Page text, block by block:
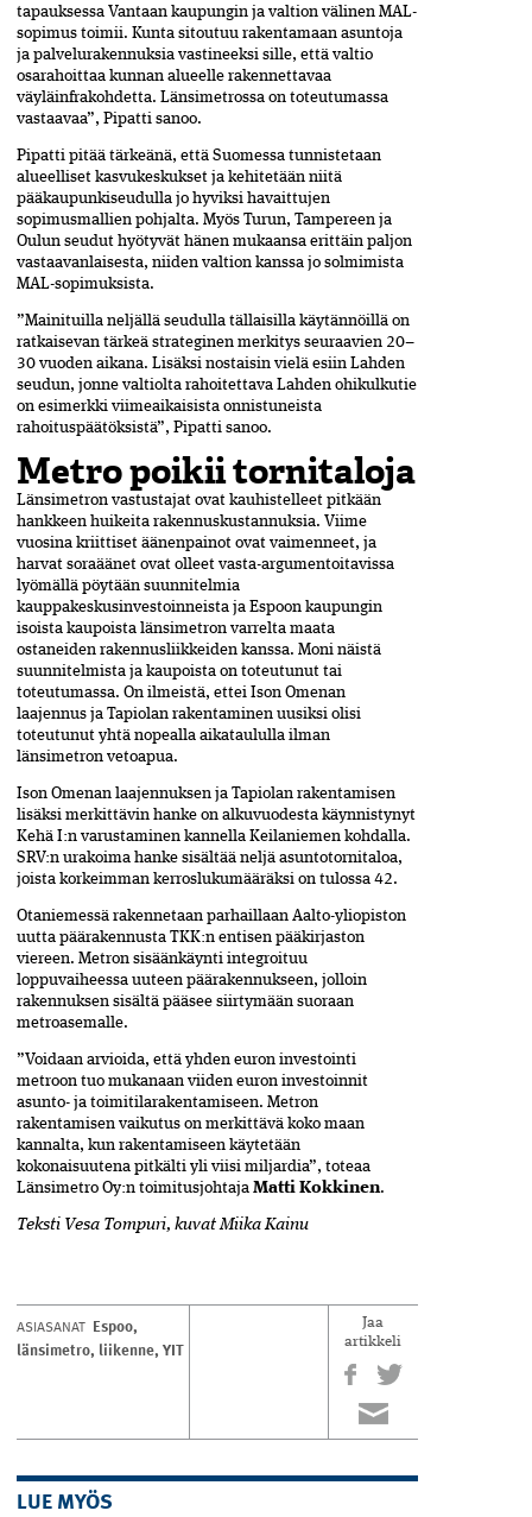
tapauksessa Vantaan kaupungin ja valtion välinen MAL-
sopimus toimii. Kunta sitoutuu rakentamaan asuntoja
ja palvelurakennuksia vastineeksi sille, että valtio
osarahoittaa kunnan alueelle rakennettavaa
väyläinfrakohdetta. Länsimetrossa on toteutumassa
vastaavaa”, Pipatti sanoo.
Pipatti pitää tärkeänä, että Suomessa tunnistetaan
alueelliset kasvukeskukset ja kehitetään niitä
pääkaupunkiseudulla jo hyviksi havaittujen
sopimusmallien pohjalta. Myös Turun, Tampereen ja
Oulun seudut hyötyvät hänen mukaansa erittäin paljon
vastaavanlaisesta, niiden valtion kanssa jo solmimista
MAL-sopimuksista.
”Mainituilla neljällä seudulla tällaisilla käytännöillä on
ratkaisevan tärkeä strateginen merkitys seuraavien 20–
30 vuoden aikana. Lisäksi nostaisin vielä esiin Lahden
seudun, jonne valtiolta rahoitettava Lahden ohikulkutie
on esimerkki viimeaikaisista onnistuneista
rahoituspäätöksistä”, Pipatti sanoo.
Metro poikii tornitaloja
Länsimetron vastustajat ovat kauhistelleet pitkään
hankkeen huikeita rakennuskustannuksia. Viime
vuosina kriittiset äänenpainot ovat vaimenneet, ja
harvat soraäänet ovat olleet vasta-argumentoitavissa
lyömällä pöytään suunnitelmia
kauppakeskusinvestoinneista ja Espoon kaupungin
isoista kaupoista länsimetron varrelta maata
ostaneiden rakennusliikkeiden kanssa. Moni näistä
suunnitelmista ja kaupoista on toteutunut tai
toteutumassa. On ilmeistä, ettei Ison Omenan
laajennus ja Tapiolan rakentaminen uusiksi olisi
toteutunut yhtä nopealla aikataululla ilman
länsimetron vetoapua.
Ison Omenan laajennuksen ja Tapiolan rakentamisen
lisäksi merkittävin hanke on alkuvuodesta käynnistynyt
Kehä I:n varustaminen kannella Keilaniemen kohdalla.
SRV:n urakoima hanke sisältää neljä asuntotornitaloa,
joista korkeimman kerroslukumääräksi on tulossa 42.
Otaniemessä rakennetaan parhaillaan Aalto-yliopiston
uutta päärakennusta TKK:n entisen pääkirjaston
viereen. Metron sisäänkäynti integroituu
loppuvaiheessa uuteen päärakennukseen, jolloin
rakennuksen sisältä pääsee siirtymään suoraan
metroasemalle.
”Voidaan arvioida, että yhden euron investointi
metroon tuo mukanaan viiden euron investoinnit
asunto- ja toimitilarakentamiseen. Metron
rakentamisen vaikutus on merkittävä koko maan
kannalta, kun rakentamiseen käytetään
kokonaisuutena pitkälti yli viisi miljardia”, toteaa
Länsimetro Oy:n toimitusjohtaja Matti Kokkinen.
Teksti Vesa Tompuri, kuvatMiika Kainu
ASIASANAT Espoo,
länsimetro, liikenne, YIT
Jaa
artikkeli
LUE MYÖS